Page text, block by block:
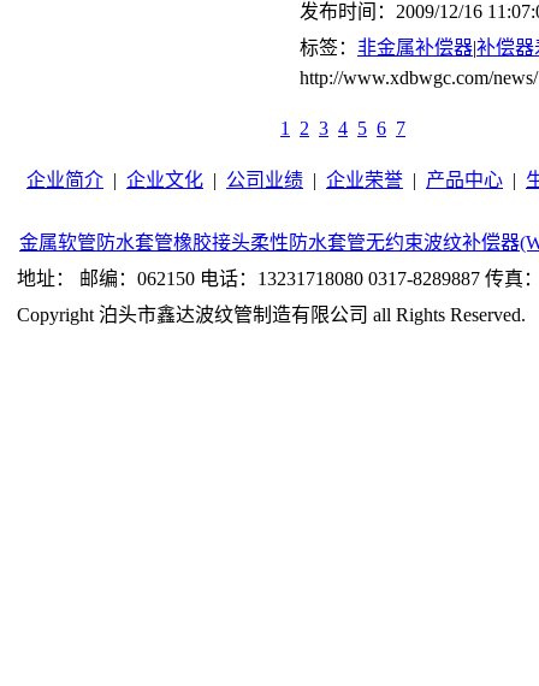
发布时间：2009/12/16
标签： 非金属补偿器|补偿器
http://www.xdbwgc.com/
1 2 3 4 5 6 7
企业简介 | 企业文化 | 公司业绩 | 企业荣誉 | 产品中心 |
金属软管 防水套管橡胶接头柔性防水套管无约束波纹补偿器
地址： 邮编：062150 电话：13231718080 0317-8289887 传真
Copyright 泊头市鑫达波纹管制造有限公司 all Rights Reserved.